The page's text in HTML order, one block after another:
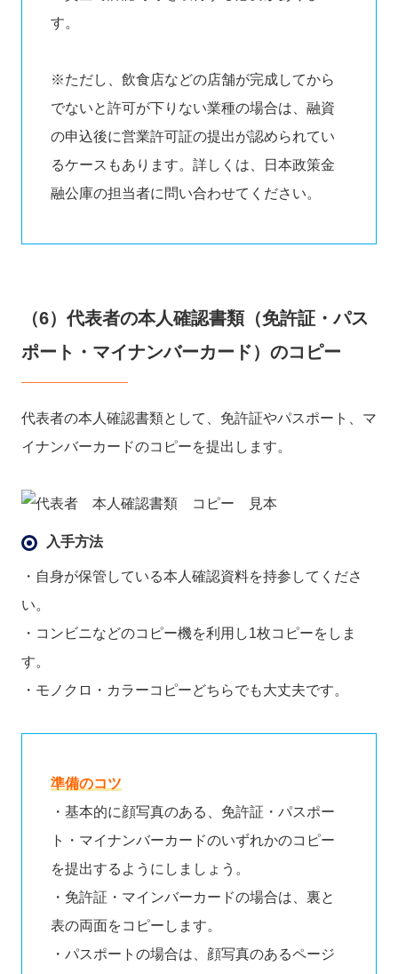
す。
※ただし、飲食店などの店舗が完成してから
でないと許可が下りない業種の場合は、融資
の申込後に営業許可証の提出が認められてい
るケースもあります。詳しくは、日本政策金
融公庫の担当者に問い合わせてください。
（6）代表者の本人確認書類（免許証・パス
ポート・マイナンバーカード）のコピー
代表者の本人確認書類として、免許証やパスポート、マ
イナンバーカードのコピーを提出します。
入手方法
・自身が保管している本人確認資料を持参してくださ
い。
・コンビニなどのコピー機を利用し1枚コピーをしま
す。
・モノクロ・カラーコピーどちらでも大丈夫です。
準備のコツ
・基本的に顔写真のある、免許証・パスポー
ト・マイナンバーカードのいずれかのコピー
を提出するようにしましょう。
・免許証・マインバーカードの場合は、裏と
表の両面をコピーします。
・パスポートの場合は、顔写真のあるページ